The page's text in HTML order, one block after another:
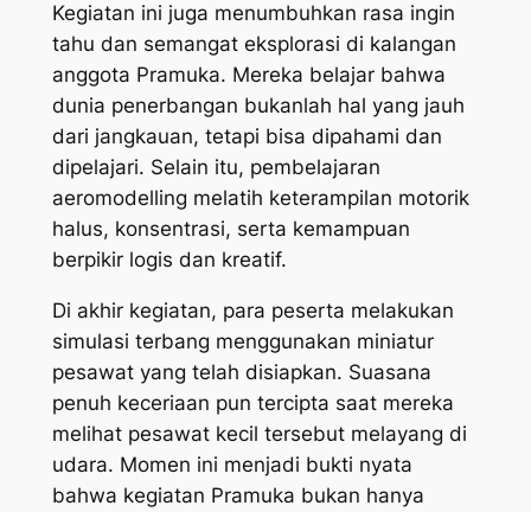
Kegiatan ini juga menumbuhkan rasa ingin
tahu dan semangat eksplorasi di kalangan
anggota Pramuka. Mereka belajar bahwa
dunia penerbangan bukanlah hal yang jauh
dari jangkauan, tetapi bisa dipahami dan
dipelajari. Selain itu, pembelajaran
aeromodelling melatih keterampilan motorik
halus, konsentrasi, serta kemampuan
berpikir logis dan kreatif.
Di akhir kegiatan, para peserta melakukan
simulasi terbang menggunakan miniatur
pesawat yang telah disiapkan. Suasana
penuh keceriaan pun tercipta saat mereka
melihat pesawat kecil tersebut melayang di
udara. Momen ini menjadi bukti nyata
bahwa kegiatan Pramuka bukan hanya